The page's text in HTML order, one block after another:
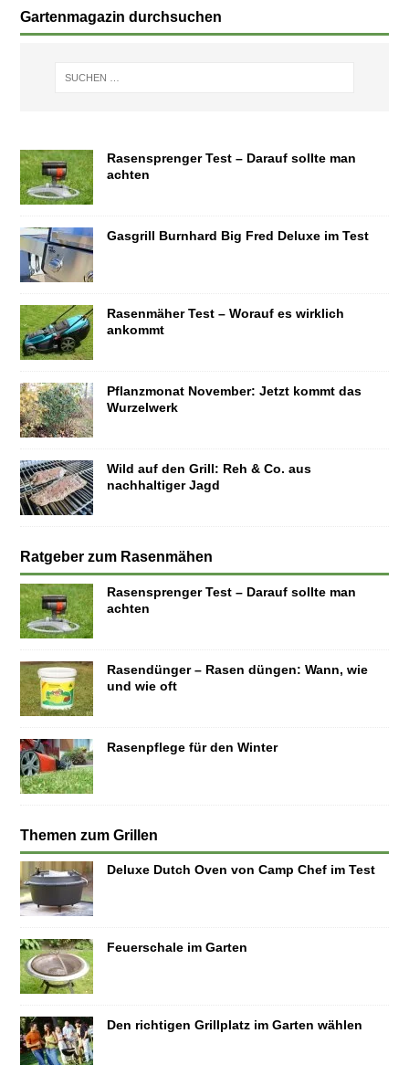
Gartenmagazin durchsuchen
Rasensprenger Test – Darauf sollte man
achten
Gasgrill Burnhard Big Fred Deluxe im Test
Rasenmäher Test – Worauf es wirklich
ankommt
Pflanzmonat November: Jetzt kommt das
Wurzelwerk
Wild auf den Grill: Reh & Co. aus
nachhaltiger Jagd
Ratgeber zum Rasenmähen
Rasensprenger Test – Darauf sollte man
achten
Rasendünger – Rasen düngen: Wann, wie
und wie oft
Rasenpflege für den Winter
Themen zum Grillen
Deluxe Dutch Oven von Camp Chef im Test
Feuerschale im Garten
Den richtigen Grillplatz im Garten wählen